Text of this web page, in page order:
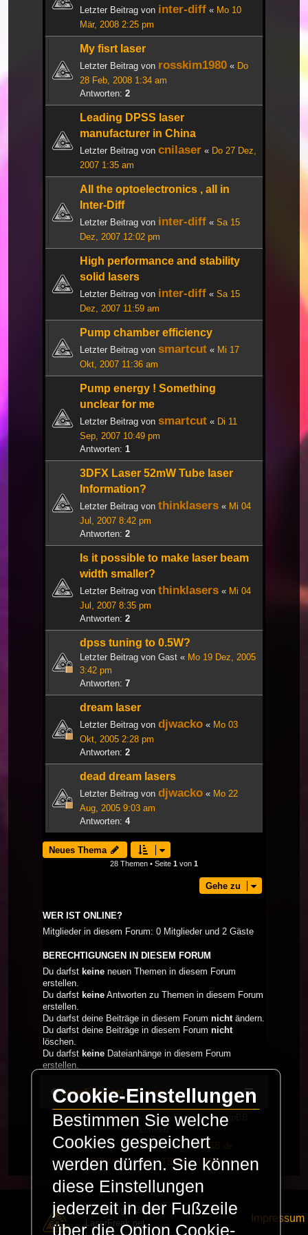
Letzter Beitrag von inter-diff « Mo 10
Mär, 2008 2:25 pm
My fisrt laser
Letzter Beitrag von rosskim1980 « Do
28 Feb, 2008 1:34 am
Antworten: 2
Leading DPSS laser
manufacturer in China
Letzter Beitrag von cnilaser « Do 27 Dez,
2007 1:35 am
All the optoelectronics , all in
Inter-Diff
Letzter Beitrag von inter-diff « Sa 15
Dez, 2007 12:02 pm
High performance and stability
solid lasers
Letzter Beitrag von inter-diff « Sa 15
Dez, 2007 11:59 am
Pump chamber efficiency
Letzter Beitrag von smartcut « Mi 17
Okt, 2007 11:36 am
Pump energy ! Something
unclear for me
Letzter Beitrag von smartcut « Di 11
Sep, 2007 10:49 pm
Antworten: 1
3DFX Laser 52mW Tube laser
Information?
Letzter Beitrag von thinklasers « Mi 04
Jul, 2007 8:42 pm
Antworten: 2
Is it possible to make laser beam
width smaller?
Letzter Beitrag von thinklasers « Mi 04
Jul, 2007 8:35 pm
Antworten: 2
dpss tuning to 0.5W?
Letzter Beitrag von Gast « Mo 19 Dez, 2005
3:42 pm
Antworten: 7
dream laser
Letzter Beitrag von djwacko « Mo 03
Okt, 2005 2:28 pm
Antworten: 2
dead dream lasers
Letzter Beitrag von djwacko « Mo 22
Aug, 2005 9:03 am
Antworten: 4
Neues Thema
28 Themen • Seite 1 von 1
Gehe zu
WER IST ONLINE?
Mitglieder in diesem Forum: 0 Mitglieder und 2 Gäste
BERECHTIGUNGEN IN DIESEM FORUM
Du darfst keine neuen Themen in diesem Forum
erstellen.
Du darfst keine Antworten zu Themen in diesem Forum
erstellen.
Du darfst deine Beiträge in diesem Forum nicht ändern.
Du darfst deine Beiträge in diesem Forum nicht
löschen.
Du darfst keine Dateianhänge in diesem Forum
erstellen.
LaserFreak.net Forum
Powered byphpBB® Forum Software © phpBB
Limited
Deutsche Übersetzung durchphpBB.de
PRIVACY_LINK|TERMS_LINK
© Copyright 2025 -
LaserFreak.net
Impressum
Cookie-Einstellungen
Bestimmen Sie welche
Cookies gespeichert
werden dürfen. Sie können
diese Einstellungen
jederzeit in der Fußzeile
über die Option Cookie-